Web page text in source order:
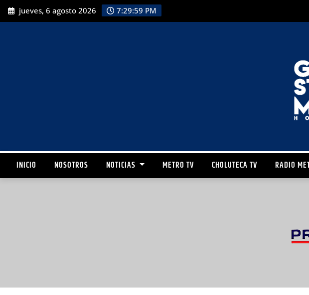
jueves, 6 agosto 2026 7:30:01 PM
INICIO NOSOTROS NOTICIAS METRO TV CHOLUTECA TV RADIO